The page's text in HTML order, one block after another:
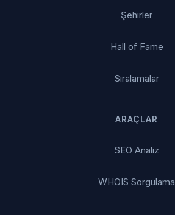
Şehirler
Hall of Fame
Sıralamalar
ARAÇLAR
SEO Analiz
WHOIS Sorgulama